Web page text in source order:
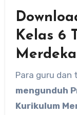
Kelas 6
Merdeka
Para guru dan
mengunduh
Kurikulum